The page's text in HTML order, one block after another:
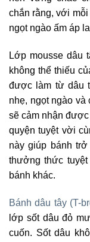
chắn rằng, với
ngọt ngào ấm áp
Lớp mousse dâu
không thể thiếu
được làm từ dâu
nhẹ, ngọt ngào
sẽ cảm nhận
quyện tuyệt vời
này giúp bánh
thưởng thức
bánh khác.
Bánh dâu tây (T-
lớp sốt dâu đỏ
cuốn. Sốt dâu